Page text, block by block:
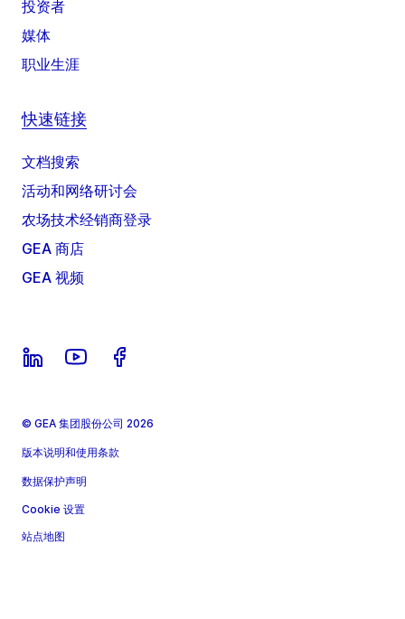
投资者
媒体
职业生涯
快速链接
文档搜索
活动和网络研讨会
农场技术经销商登录
GEA 商店
GEA 视频
© GEA 集团股份公司 2026
版本说明和使用条款
数据保护声明
Cookie 设置
站点地图